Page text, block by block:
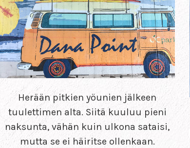
Herään pitkien yöunien jälkeen
tuulettimen alta. Siitä kuuluu pieni
naksunta, vähän kuin ulkona sataisi,
mutta se ei häiritse ollenkaan.